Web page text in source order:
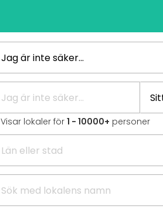
Visar lokaler för1 - 10000+ personer